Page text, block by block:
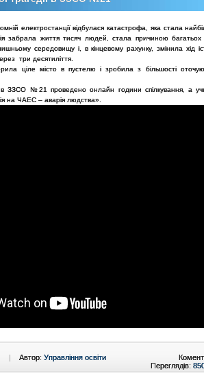
електростанції відбулася катастрофа, яка стала
забрала життя тисяч людей, стала причиною багатьох
середовищу і, в кінцевому рахунку, змінила хід
три десятиліття.
ціле місто в пустелю і зробила з більшості
в ЗЗСО №21 проведено онлайн години спілкування, а
на ЧАЕС – аварія людства».
| Автор: Управління освіти
Переглядів: